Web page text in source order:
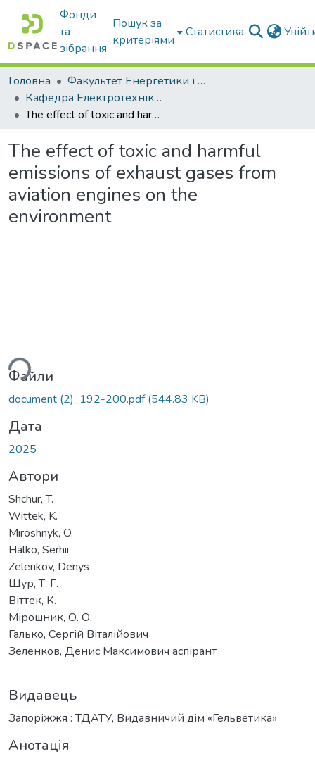
Фонди
та
зібрання
Пошук за
критеріями
Статистика
Головна
Факультет Енергетики і комп'ютерних технологій
Кафедра Електротехніки і електромеханіки ім. проф. В.В. Овчарова
The effect of toxic and harmful emissions of exhaust gases from aviation engines on the environment
The effect of toxic and harmful
emissions of exhaust gases from
aviation engines on the
environment
Файли
document (2)_192-200.pdf(544.83 KB)
Дата
2025
Автори
Shchur, T.
Wittek, K.
Miroshnyk, O.
Halko, Serhii
Zelenkov, Denys
Щур, Т. Г.
Віттек, К.
Мірошник, О. О.
Галько, Сергій Віталійович
Зеленков, Денис Максимович аспірант
Видавець
Запоріжжя : ТДАТУ, Видавничий дім «Гельветика»
Анотація